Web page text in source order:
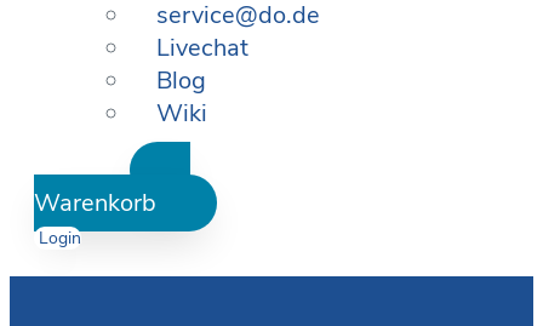
service@do.de
Livechat
Blog
Wiki
Warenkorb
Login